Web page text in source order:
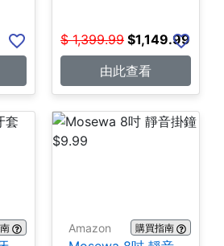
$ 1,399.99 $1,149.99
由此查看
Amazon 購買指南